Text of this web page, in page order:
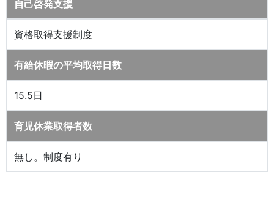
自己啓発支援
資格取得支援制度
有給休暇の平均取得日数
15.5日
育児休業取得者数
無し。制度有り